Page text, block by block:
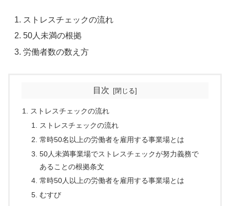
ストレスチェックの流れ
50人未満の根拠
労働者数の数え方
目次
ストレスチェックの流れ
ストレスチェックの流れ
常時50名以上の労働者を雇用する事業場とは
50人未満事業場でストレスチェックが努力義務で
あることの根拠条文
常時50人以上の労働者を雇用する事業場とは
むすび